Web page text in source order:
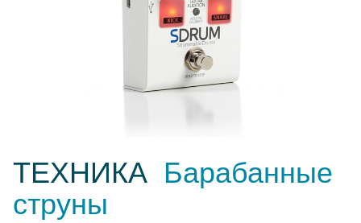
ТЕХНИКА Барабанные
струны